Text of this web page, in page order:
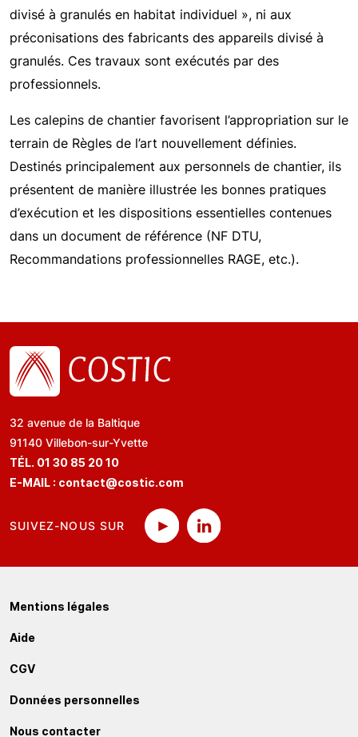
divisé à granulés en habitat individuel », ni aux
préconisations des fabricants des appareils divisé à
granulés. Ces travaux sont exécutés par des
professionnels.
Les calepins de chantier favorisent l’appropriation sur le
terrain de Règles de l’art nouvellement définies.
Destinés principalement aux personnels de chantier, ils
présentent de manière illustrée les bonnes pratiques
d’exécution et les dispositions essentielles contenues
dans un document de référence (NF DTU,
Recommandations professionnelles RAGE, etc.).
32 avenue de la Baltique
91140 Villebon-sur-Yvette
TÉL. 01 30 85 20 10
E-MAIL : contact@costic.com
SUIVEZ-NOUS SUR
Mentions légales
Aide
CGV
Données personnelles
Nous contacter